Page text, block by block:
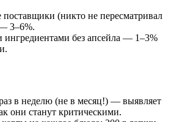
(никто не пересматривал
3–6%.
без апсейла — 1–3%
в неделю (не в месяц!) — выявляет
они станут критическими.